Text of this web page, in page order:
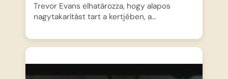
Trevor Evans elhatározza, hogy alapos
nagytakarítást tart a kertjében, a…